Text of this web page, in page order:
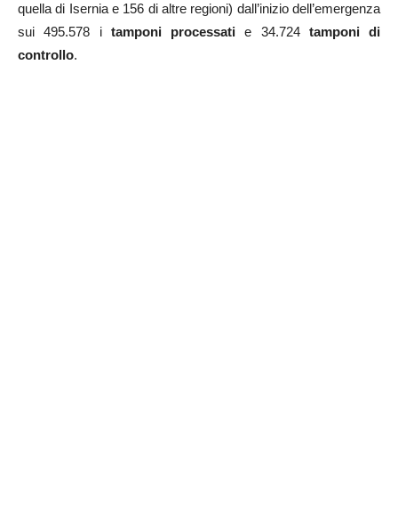
quella di Isernia e 156 di altre regioni) dall’inizio dell’emergenza
sui 495.578 i tamponi processati e 34.724 tamponi di
controllo.